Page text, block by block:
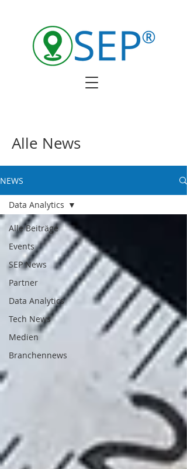
Alle News
NEWS
Alle Beiträge
Events
SEP News
Partner
Data Analytics
Tech News
Medien
Branchennews
Data Analytics